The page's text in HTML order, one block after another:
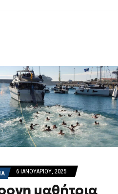
6 ΙΑΝΟΥΑΡΊΟΥ, 2025
μαθήτρια